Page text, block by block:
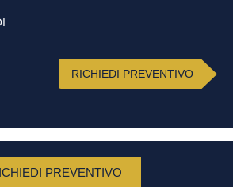
RICHIEDI PREVENTIVO
PREVENTIVO